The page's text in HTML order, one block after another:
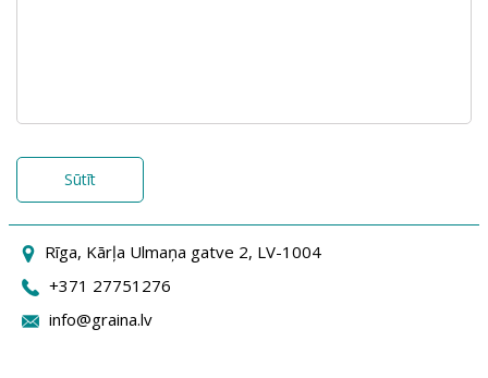
Sūtīt
Rīga, Kārļa Ulmaņa gatve 2, LV-1004
+371 27751276
info@graina.lv